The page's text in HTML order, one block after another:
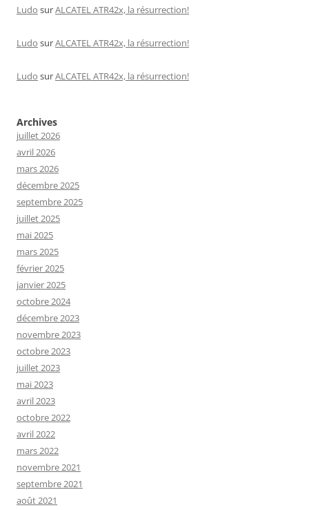
Ludo surALCATEL ATR42x, la résurrection!
Ludo surALCATEL ATR42x, la résurrection!
Ludo surALCATEL ATR42x, la résurrection!
Archives
juillet 2026
avril 2026
mars 2026
décembre 2025
septembre 2025
juillet 2025
mai 2025
mars 2025
février 2025
janvier 2025
octobre 2024
décembre 2023
novembre 2023
octobre 2023
juillet 2023
mai 2023
avril 2023
octobre 2022
avril 2022
mars 2022
novembre 2021
septembre 2021
août 2021